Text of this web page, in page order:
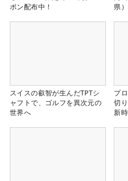
ポン配布中！
県
スイスの叡智が生んだTPTシ
ャフトで、ゴルフを異次元の
世界へ
プ
切
新